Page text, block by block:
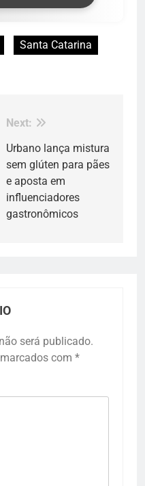
Santa Catarina
Next:
Urbano lança mistura
sem glúten para pães
e aposta em
influenciadores
gastronômicos
será publicado.
com *